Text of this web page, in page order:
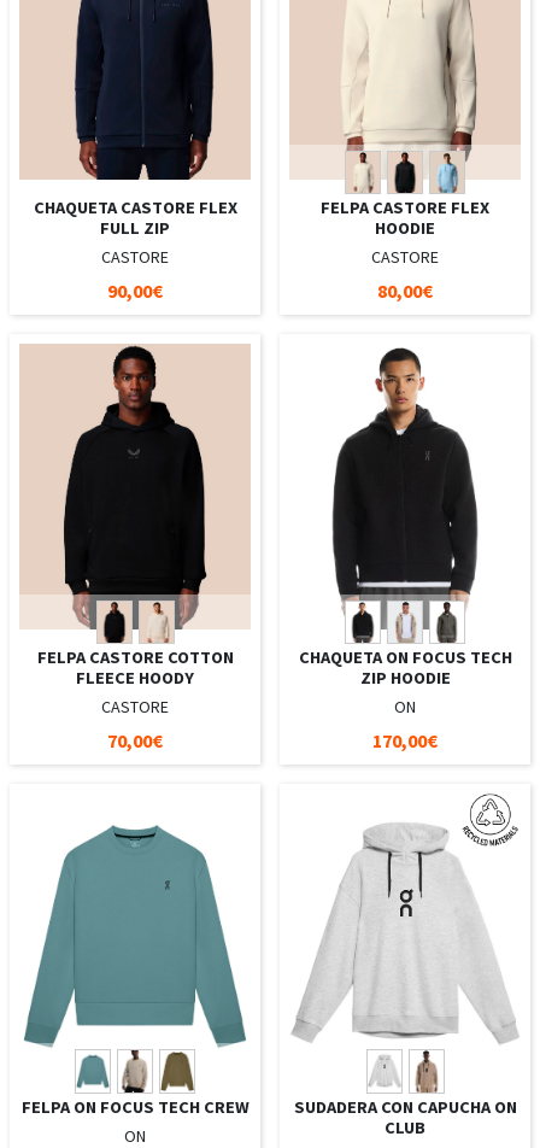
CHAQUETA CASTORE FLEX
FULL ZIP
CASTORE
90,00€
FELPA CASTORE FLEX
HOODIE
CASTORE
80,00€
FELPA CASTORE COTTON
FLEECE HOODY
CASTORE
70,00€
CHAQUETA ON FOCUS TECH
ZIP HOODIE
ON
170,00€
FELPA ON FOCUS TECH CREW
ON
SUDADERA CON CAPUCHA ON
CLUB